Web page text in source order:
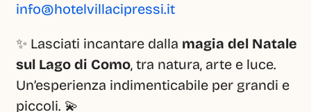
info@hotelvillacipressi.it
✨ Lasciati incantare dalla magia del Natale
sul Lago di Como, tra natura, arte e luce.
Un’esperienza indimenticabile per grandi e
piccoli. 💫